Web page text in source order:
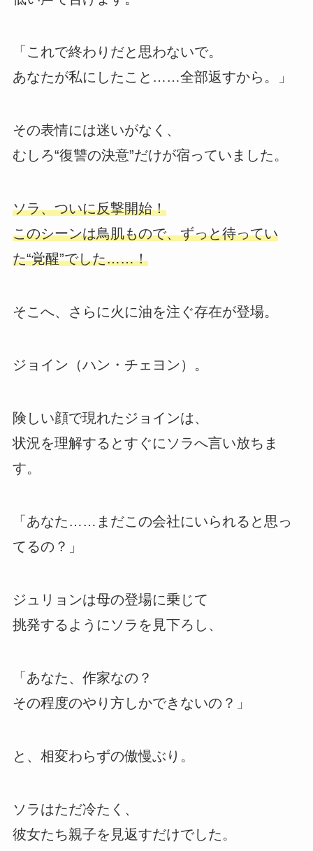
「これで終わりだと思わないで。
あなたが私にしたこと……全部返すから。」
その表情には迷いがなく、
むしろ“復讐の決意”だけが宿っていました。
ソラ、ついに反撃開始！
このシーンは鳥肌もので、ずっと待ってい
た“覚醒”でした……！
そこへ、さらに火に油を注ぐ存在が登場。
ジョイン（ハン・チェヨン）。
険しい顔で現れたジョインは、
状況を理解するとすぐにソラへ言い放ちま
す。
「あなた……まだこの会社にいられると思っ
てるの？」
ジュリョンは母の登場に乗じて
挑発するようにソラを見下ろし、
「あなた、作家なの？
その程度のやり方しかできないの？」
と、相変わらずの傲慢ぶり。
ソラはただ冷たく、
彼女たち親子を見返すだけでした。